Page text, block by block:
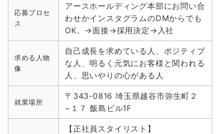
応募プロセ
ス
アースホールディング本部にお問い合
わせかインスタグラムのDMからでも
OK。→面接→採用決定→入社
求める人物
像
自己成長を求めている人、ポジティブ
な人、明るく元気にお客様と関われる
人、思いやりの心がある人
就業場所
〒343-0816 埼玉県越谷市弥生町２
−１７ 飯島ビル1F
【正社員スタイリスト】